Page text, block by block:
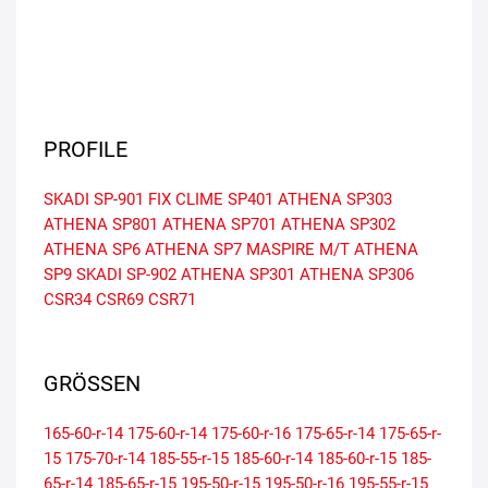
PROFILE
SKADI SP-901 FIX CLIME SP401 ATHENA SP303
ATHENA SP801 ATHENA SP701 ATHENA SP302
ATHENA SP6 ATHENA SP7 MASPIRE M/T ATHENA
SP9 SKADI SP-902 ATHENA SP301 ATHENA SP306
CSR34 CSR69 CSR71
GRÖSSEN
165-60-r-14 175-60-r-14 175-60-r-16 175-65-r-14 175-65-r-
15 175-70-r-14 185-55-r-15 185-60-r-14 185-60-r-15 185-
65-r-14 185-65-r-15 195-50-r-15 195-50-r-16 195-55-r-15